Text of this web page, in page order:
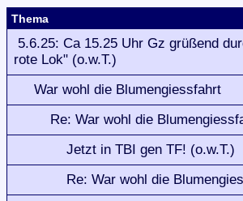
Thema
5.6.25: Ca 15.25 Uhr Gz grüßend
rote Lok" (o.w.T.)
War wohl die Blumengiessfahrt
Re: War wohl die
Jetzt in TBI gen TF! (o.w.T.)
Re: War wohl die